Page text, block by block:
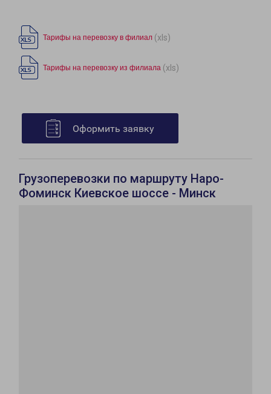
Тарифы на перевозку в филиал (xls)
Тарифы на перевозку из филиала (xls)
Оформить заявку
Грузоперевозки по маршруту Наро-
Фоминск Киевское шоссе - Минск